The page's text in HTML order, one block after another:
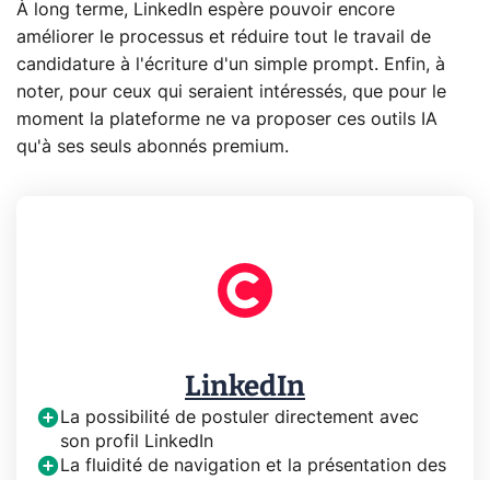
À long terme, LinkedIn espère pouvoir encore
améliorer le processus et réduire tout le travail de
candidature à l'écriture d'un simple prompt. Enfin, à
noter, pour ceux qui seraient intéressés, que pour le
moment la plateforme ne va proposer ces outils IA
qu'à ses seuls abonnés premium.
LinkedIn
La possibilité de postuler directement avec
son profil LinkedIn
La fluidité de navigation et la présentation des